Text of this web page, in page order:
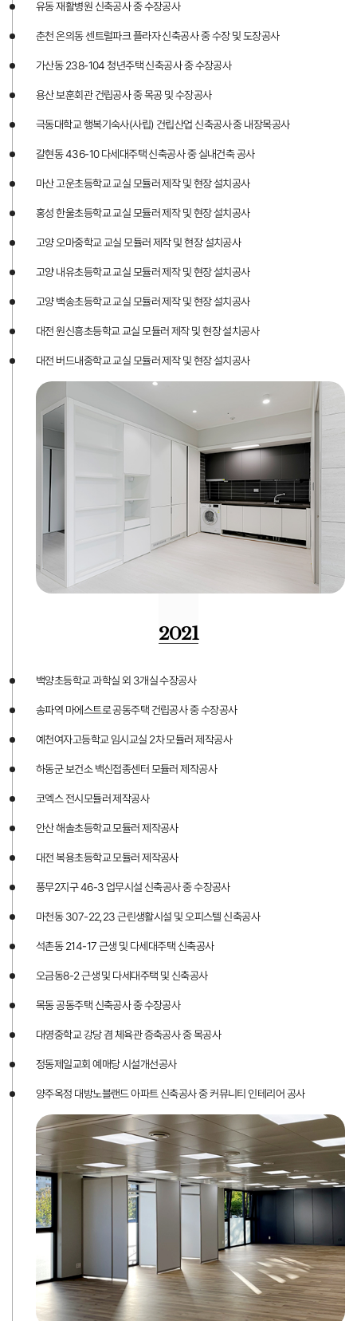
유동 재활병원 신축공사 중 수장공사
춘천 온의동 센트럴파크 플라자 신축공사 중 수장 및 도장공사
가산동 238-104 청년주택 신축공사 중 수장공사
용산 보훈회관 건립공사 중 목공 및 수장공사
극동대학교 행복기숙사(사립) 건립산업 신축공사 중 내장목공사
갈현동 436-10 다세대주택 신축공사 중 실내건축 공사
마산 고운초등학교 교실 모듈러 제작 및 현장 설치공사
홍성 한울초등학교 교실 모듈러 제작 및 현장 설치공사
고양 오마중학교 교실 모듈러 제작 및 현장 설치공사
고양 내유초등학교 교실 모듈러 제작 및 현장 설치공사
고양 백송초등학교 교실 모듈러 제작 및 현장 설치공사
대전 원신흥초등학교 교실 모듈러 제작 및 현장 설치공사
대전 버드내중학교 교실 모듈러 제작 및 현장 설치공사
2021
백양초등학교 과학실 외 3개실 수장공사
송파역 마에스트로 공동주택 건립공사 중 수장공사
예천여자고등학교 임시교실 2차 모듈러 제작공사
하동군 보건소 백신접종센터 모듈러 제작공사
코엑스 전시모듈러 제작공사
안산 해솔초등학교 모듈러 제작공사
대전 복용초등학교 모듈러 제작공사
풍무2지구 46-3 업무시설 신축공사 중 수장공사
마천동 307-22,23 근린생활시설 및 오피스텔 신축공사
석촌동 214-17 근생 및 다세대주택 신축공사
오금동8-2 근생 및 다세대주택 및 신축공사
목동 공동주택 신축공사 중 수장공사
대영중학교 강당 겸 체육관 증축공사 중 목공사
정동제일교회 예매당 시설개선공사
양주옥정 대방노블랜드 아파트 신축공사 중 커뮤니티 인테리어 공사